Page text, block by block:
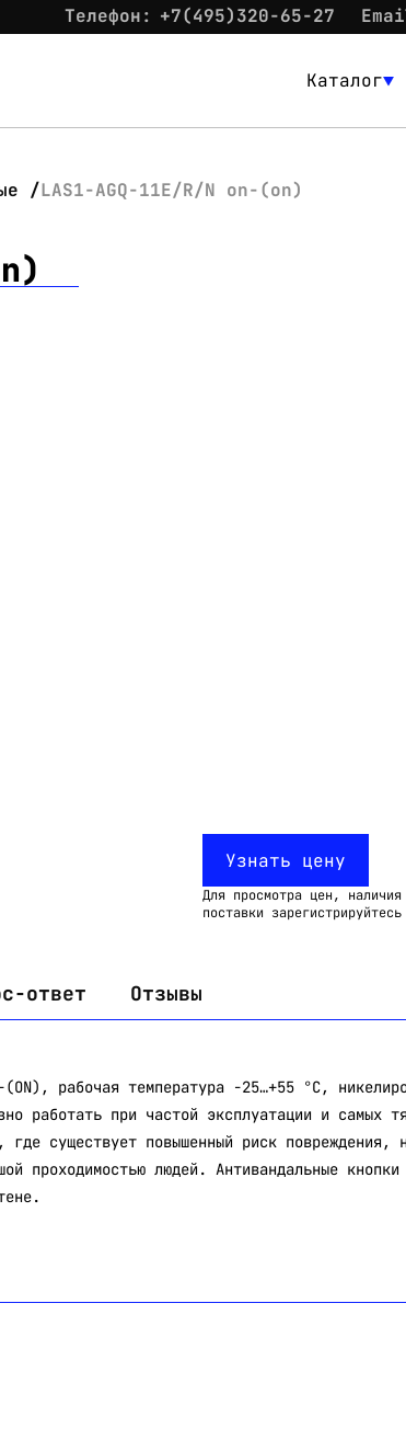
Телефон: +7(495)320-65-27
Каталог
LAS1-AGQ-11E/R/N on-(on)
Узнать цену
Для просмотра цен,
поставки
ответ Отзывы
(ON), рабочая температура -25…+55 °C,
работать при частой эксплуатации и самых
существует повышенный риск повреждения,
проходимостью людей. Антивандальные